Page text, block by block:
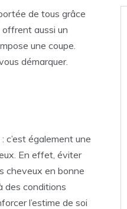
de tous grâce
aussi un
une coupe.
démarquer.
c’est également une
En effet, éviter
cheveux en bonne
des conditions
l’estime de soi